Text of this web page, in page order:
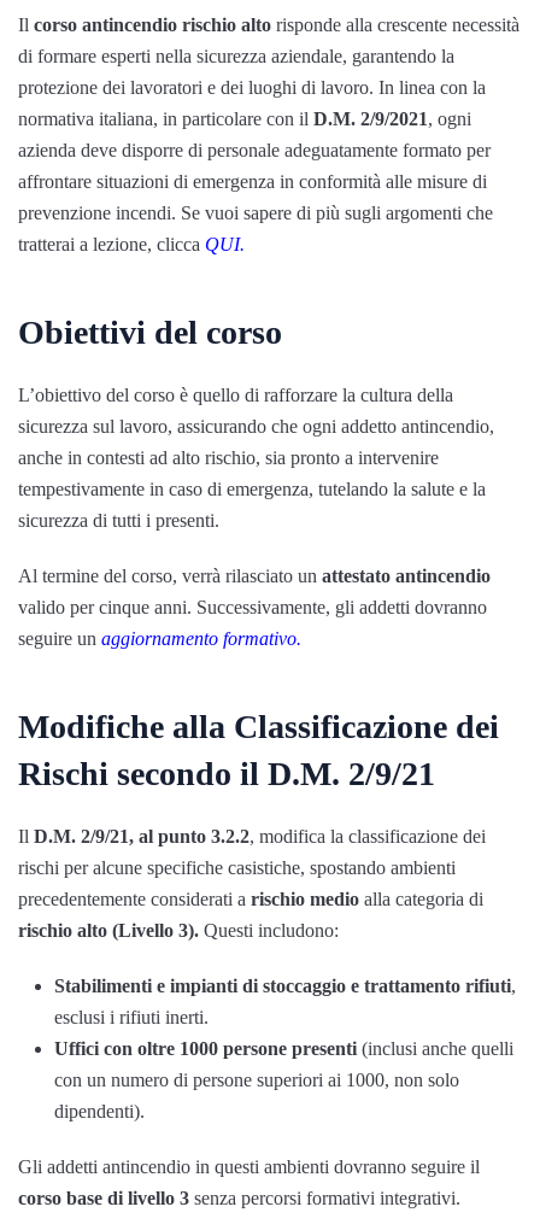
Il corso antincendio rischio alto risponde alla crescente necessità
di formare esperti nella sicurezza aziendale, garantendo la
protezione dei lavoratori e dei luoghi di lavoro. In linea con la
normativa italiana, in particolare con il D.M. 2/9/2021, ogni
azienda deve disporre di personale adeguatamente formato per
affrontare situazioni di emergenza in conformità alle misure di
prevenzione incendi. Se vuoi sapere di più sugli argomenti che
tratterai a lezione, clicca QUI.
Obiettivi del corso
L’obiettivo del corso è quello di rafforzare la cultura della
sicurezza sul lavoro, assicurando che ogni addetto antincendio,
anche in contesti ad alto rischio, sia pronto a intervenire
tempestivamente in caso di emergenza, tutelando la salute e la
sicurezza di tutti i presenti.
Al termine del corso, verrà rilasciato un attestato antincendio
valido per cinque anni. Successivamente, gli addetti dovranno
seguire un aggiornamento formativo.
Modifiche alla Classificazione dei
Rischi secondo il D.M. 2/9/21
Il D.M. 2/9/21, al punto 3.2.2, modifica la classificazione dei
rischi per alcune specifiche casistiche, spostando ambienti
precedentemente considerati a rischio medio alla categoria di
rischio alto (Livello 3). Questi includono:
Stabilimenti e impianti di stoccaggio e trattamento rifiuti,
esclusi i rifiuti inerti.
Uffici con oltre 1000 persone presenti (inclusi anche quelli
con un numero di persone superiori ai 1000, non solo
dipendenti).
Gli addetti antincendio in questi ambienti dovranno seguire il
corso base di livello 3 senza percorsi formativi integrativi.